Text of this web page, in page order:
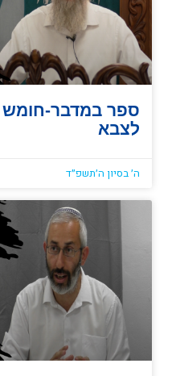
ספר במדבר-חומש
לצבא
ה׳ בסיון ה׳תשפ״ד